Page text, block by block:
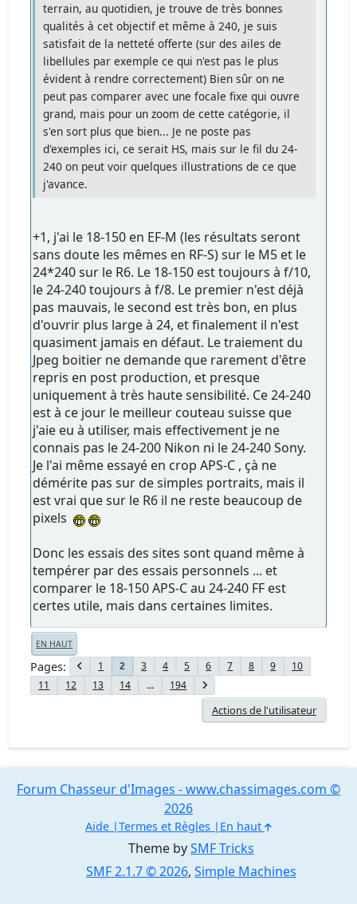
terrain, au quotidien, je trouve de très bonnes
qualités à cet objectif et même à 240, je suis
satisfait de la netteté offerte (sur des ailes de
libellules par exemple ce qui n'est pas le plus
évident à rendre correctement) Bien sûr on ne
peut pas comparer avec une focale fixe qui ouvre
grand, mais pour un zoom de cette catégorie, il
s'en sort plus que bien... Je ne poste pas
d'exemples ici, ce serait HS, mais sur le fil du 24-
240 on peut voir quelques illustrations de ce que
j'avance.
+1, j'ai le 18-150 en EF-M (les résultats seront
sans doute les mêmes en RF-S) sur le M5 et le
24*240 sur le R6. Le 18-150 est toujours à f/10,
le 24-240 toujours à f/8. Le premier n'est déjà
pas mauvais, le second est très bon, en plus
d'ouvrir plus large à 24, et finalement il n'est
quasiment jamais en défaut. Le traiement du
Jpeg boitier ne demande que rarement d'être
repris en post production, et presque
uniquement à très haute sensibilité. Ce 24-240
est à ce jour le meilleur couteau suisse que
j'aie eu à utiliser, mais effectivement je ne
connais pas le 24-200 Nikon ni le 24-240 Sony.
Je l'ai même essayé en crop APS-C , çà ne
démérite pas sur de simples portraits, mais il
est vrai que sur le R6 il ne reste beaucoup de
pixels
Donc les essais des sites sont quand même à
tempérer par des essais personnels ... et
comparer le 18-150 APS-C au 24-240 FF est
certes utile, mais dans certaines limites.
EN HAUT
Pages 1 2 3 4 5 6 7 8 9
10
11
12 13 14 ... 194
Actions de l'utilisateur
Theme bySMF Tricks
SMF 2.1.7 © 2026, Simple Machines
Forum Chasseur d'Images - www.chassimages.com ©
2026
Aide Termes et Règles En haut